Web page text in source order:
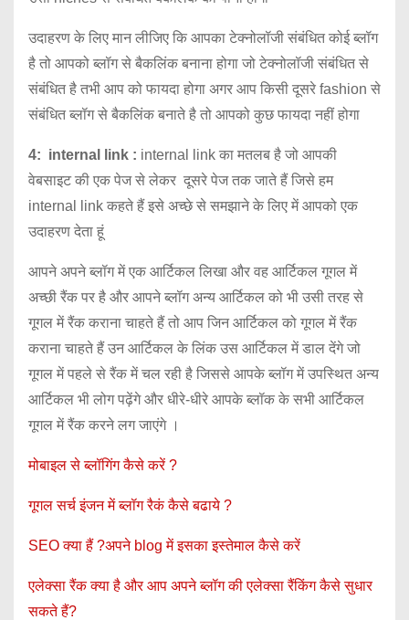
उदाहरण के लिए मान लीजिए कि आपका टेक्नोलॉजी संबंधित कोई ब्लॉग
है तो आपको ब्लॉग से बैकलिंक बनाना होगा जो टेक्नोलॉजी संबंधित से
संबंधित है तभी आप को फायदा होगा अगर आप किसी दूसरे fashion से
संबंधित ब्लॉग से बैकलिंक बनाते है तो आपको कुछ फायदा नहीं होगा
4: internal link : internal link का मतलब है जो आपकी
वेबसाइट की एक पेज से लेकर दूसरे पेज तक जाते हैं जिसे हम
internal link कहते हैं इसे अच्छे से समझाने के लिए में आपको एक
उदाहरण देता हूं
आपने अपने ब्लॉग में एक आर्टिकल लिखा और वह आर्टिकल गूगल में
अच्छी रैंक पर है और आपने ब्लॉग अन्य आर्टिकल को भी उसी तरह से
गूगल में रैंक कराना चाहते हैं तो आप जिन आर्टिकल को गूगल में रैंक
कराना चाहते हैं उन आर्टिकल के लिंक उस आर्टिकल में डाल देंगे जो
गूगल में पहले से रैंक में चल रही है जिससे आपके ब्लॉग में उपस्थित अन्य
आर्टिकल भी लोग पढ़ेंगे और धीरे-धीरे आपके ब्लॉक के सभी आर्टिकल
गूगल में रैंक करने लग जाएंगे ।
मोबाइल से ब्लॉगिंग कैसे करें ?
गूगल सर्च इंजन में ब्लॉग रैकं कैसे बढाये ?
SEO क्या हैं ?अपने blog में इसका इस्तेमाल कैसे करें
एलेक्सा रैंक क्या है और आप अपने ब्लॉग की एलेक्सा रैंकिंग कैसे सुधार
सकते हैं?